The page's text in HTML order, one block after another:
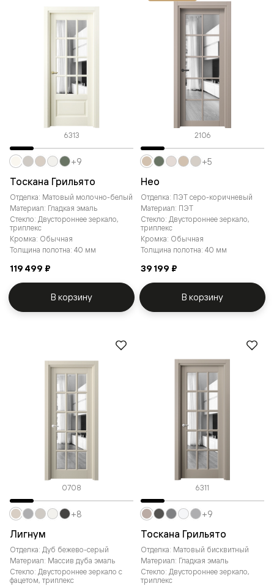
6313
Тоскана Грильято
Отделка: Матовый молочно-белый
Материал: Гладкая эмаль
Стекло: Двустороннее зеркало,
триплекс
Кромка: Обычная
Толщина полотна: 40 мм
119 499 ₽
+9
В корзину
2106
Нео
Отделка: ПЭТ серо-коричневый
Материал: ПЭТ
Стекло: Двустороннее зеркало,
триплекс
Кромка: Обычная
Толщина полотна: 40 мм
39 199 ₽
+5
В корзину
0708
Лигнум
Отделка: Дуб бежево-серый
Материал: Массив дуба эмаль
Стекло: Двустороннее зеркало с
фацетом, триплекс
+8
6311
Тоскана Грильято
Отделка: Матовый бисквитный
Материал: Гладкая эмаль
Стекло: Двустороннее зеркало,
триплекс
+9